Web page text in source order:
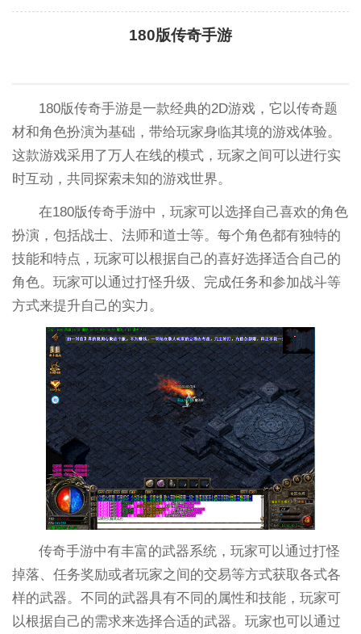
180版传奇手游
180版传奇手游是一款经典的2D游戏，它以传奇题
材和角色扮演为基础，带给玩家身临其境的游戏体验。
这款游戏采用了万人在线的模式，玩家之间可以进行实
时互动，共同探索未知的游戏世界。
在180版传奇手游中，玩家可以选择自己喜欢的角色
扮演，包括战士、法师和道士等。每个角色都有独特的
技能和特点，玩家可以根据自己的喜好选择适合自己的
角色。玩家可以通过打怪升级、完成任务和参加战斗等
方式来提升自己的实力。
传奇手游中有丰富的武器系统，玩家可以通过打怪
掉落、任务奖励或者玩家之间的交易等方式获取各式各
样的武器。不同的武器具有不同的属性和技能，玩家可
以根据自己的需求来选择合适的武器。玩家也可以通过